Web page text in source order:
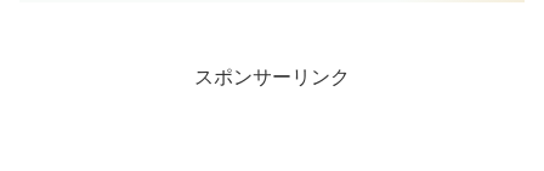
スポンサーリンク